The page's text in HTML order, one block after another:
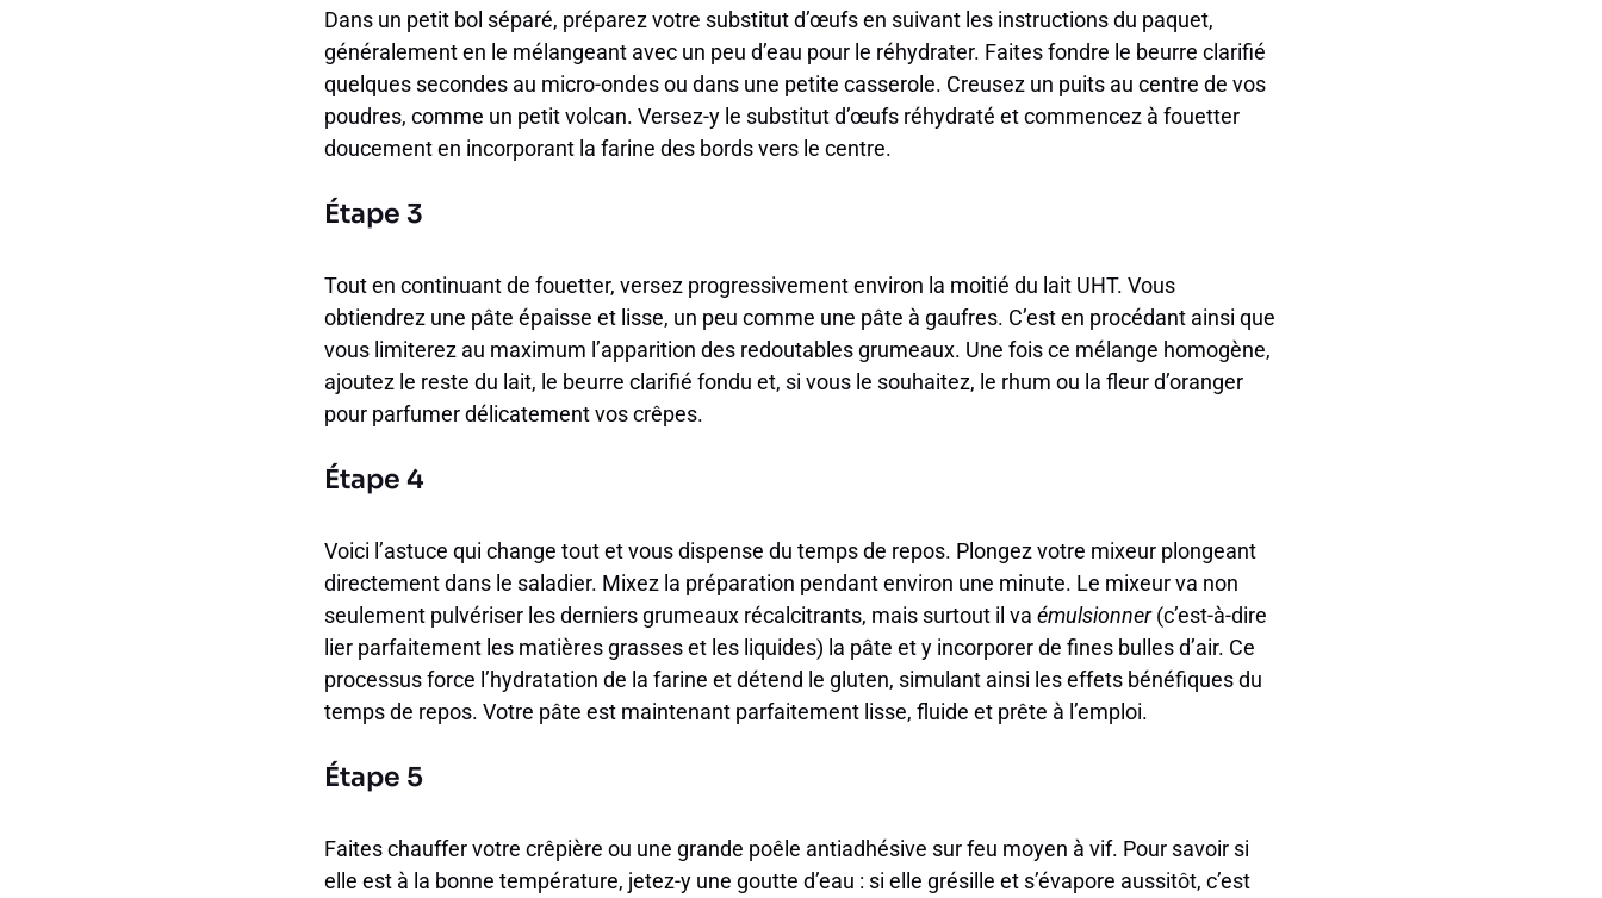
Dans un petit bol séparé, préparez votre substitut d’œufs en suivant les instructions du paquet,
généralement en le mélangeant avec un peu d’eau pour le réhydrater. Faites fondre le beurre clarifié
quelques secondes au micro-ondes ou dans une petite casserole. Creusez un puits au centre de vos
poudres, comme un petit volcan. Versez-y le substitut d’œufs réhydraté et commencez à fouetter
doucement en incorporant la farine des bords vers le centre.
Étape 3
Tout en continuant de fouetter, versez progressivement environ la moitié du lait UHT. Vous
obtiendrez une pâte épaisse et lisse, un peu comme une pâte à gaufres. C’est en procédant ainsi que
vous limiterez au maximum l’apparition des redoutables grumeaux. Une fois ce mélange homogène,
ajoutez le reste du lait, le beurre clarifié fondu et, si vous le souhaitez, le rhum ou la fleur d’oranger
pour parfumer délicatement vos crêpes.
Étape 4
Voici l’astuce qui change tout et vous dispense du temps de repos. Plongez votre mixeur plongeant
directement dans le saladier. Mixez la préparation pendant environ une minute. Le mixeur va non
seulement pulvériser les derniers grumeaux récalcitrants, mais surtout il va émulsionner(c’est-à-dire
lier parfaitement les matières grasses et les liquides) la pâte et y incorporer de fines bulles d’air. Ce
processus force l’hydratation de la farine et détend le gluten, simulant ainsi les effets bénéfiques du
temps de repos. Votre pâte est maintenant parfaitement lisse, fluide et prête à l’emploi.
Étape 5
Faites chauffer votre crêpière ou une grande poêle antiadhésive sur feu moyen à vif. Pour savoir si
elle est à la bonne température, jetez-y une goutte d’eau : si elle grésille et s’évapore aussitôt, c’est